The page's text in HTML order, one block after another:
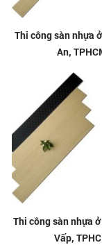
Thi công sàn nhựa
An,
Thi công sàn nhựa
Vấp,